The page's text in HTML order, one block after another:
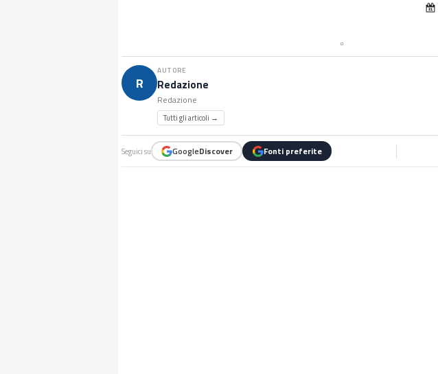
R
AUTORE
Redazione
Redazione
Tutti gli articoli →
Seguici su GoogleDiscover Fonti preferite